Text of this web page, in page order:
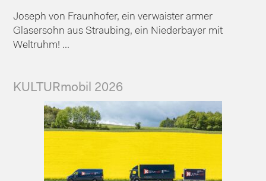
Joseph von Fraunhofer, ein verwaister armer
Glasersohn aus Straubing, ein Niederbayer mit
Weltruhm! ...
KULTURmobil 2026